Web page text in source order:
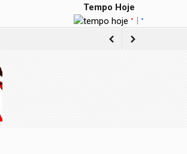
Tempo Hoje
° | °